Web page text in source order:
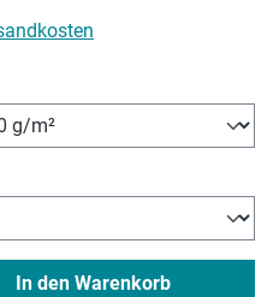
In den Warenkorb